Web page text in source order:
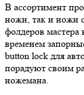
В ассортимент
ножи, так и ножи
фолдеров
временем
button lock для
порадуют своим
ножемана.